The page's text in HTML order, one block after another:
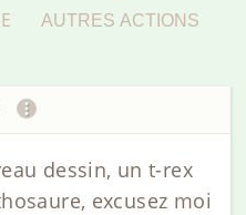
AUTRES ACTIONS
dessin, un t-rex
excusez moi